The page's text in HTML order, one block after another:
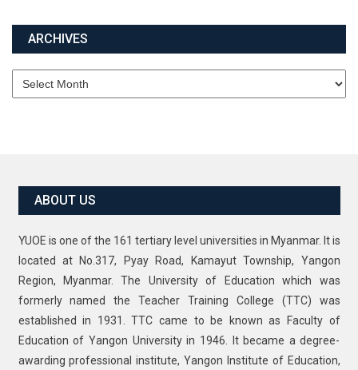
ARCHIVES
Archives
ABOUT US
YUOE is one of the 161 tertiary level universities in Myanmar. It is
located at No.317, Pyay Road, Kamayut Township, Yangon
Region, Myanmar. The University of Education which was
formerly named the Teacher Training College (TTC) was
established in 1931. TTC came to be known as Faculty of
Education of Yangon University in 1946. It became a degree-
awarding professional institute, Yangon Institute of Education,